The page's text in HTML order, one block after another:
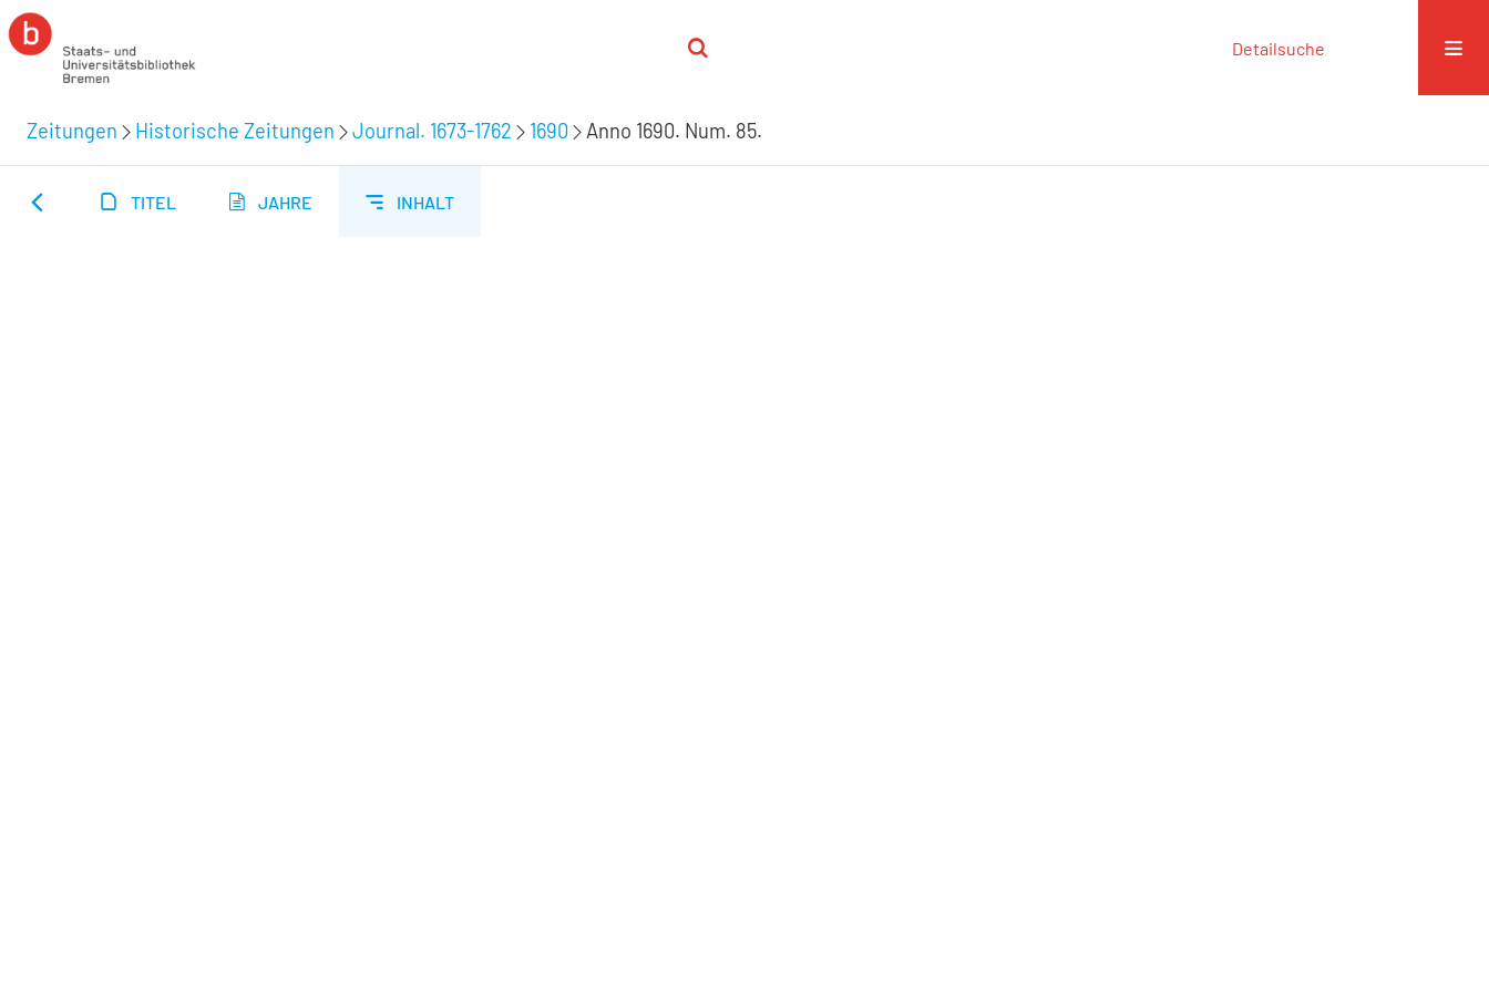
Detailsuche
Zeitungen Historische Zeitungen Journal. 1673-1762 1690 Anno 1690. Num. 85.
TITEL JAHRE INHALT